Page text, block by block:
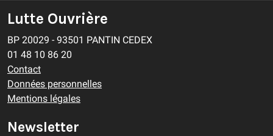
Lutte Ouvrière
BP 20029 - 93501 PANTIN CEDEX
01 48 10 86 20
Contact
Données personnelles
Mentions légales
Newsletter